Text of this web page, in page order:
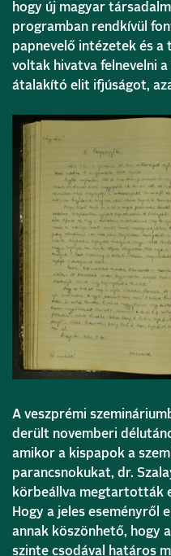
hogy új magyar
programban rendkívül
papnevelő intézetek és
voltak hivatva felnevelni
átalakító elit ifjúságot,
A veszprémi
derült novemberi
amikor a kispapok a
parancsnokukat, dr.
körbeállva megtartották
Hogy a jeles eseményről
annak köszönhető, hogy
szinte csodával határos